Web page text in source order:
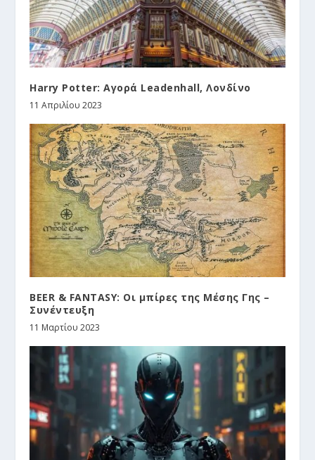
Harry Potter: Αγορά Leadenhall, Λονδίνο
11 Απριλίου 2023
BEER & FANTASY: Οι μπίρες της Μέσης Γης –
Συνέντευξη
11 Μαρτίου 2023